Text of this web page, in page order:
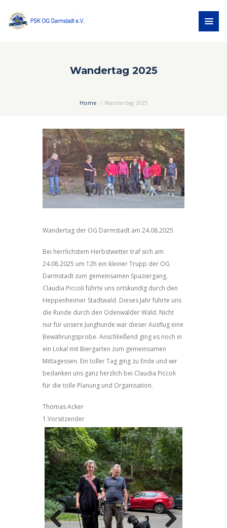
Wandertag 2025
Home Wandertag 2025
Wandertag der OG Darmstadt am 24.08.2025
Bei herrlichstem Herbstwetter traf sich am
24.08.2025 um 12h ein kleiner Trupp der OG
Darmstadt zum gemeinsamen Spaziergang.
Claudia Piccoli führte uns ortskundig durch den
Heppenheimer Stadtwald. Dieses Jahr führte uns
die Runde durch den Odenwälder Wald. Nicht
nur für unsere Junghunde war dieser Ausflug eine
Bewährungsprobe. Anschließend ging es noch in
ein Lokal mit Biergarten zum gemeinsamen
Mittagessen. Ein toller Tag ging zu Ende und wir
bedanken uns ganz herzlich bei Claudia Piccoli
für die tolle Planung und Organisation.
Thomas Acker
1.Vorsitzender